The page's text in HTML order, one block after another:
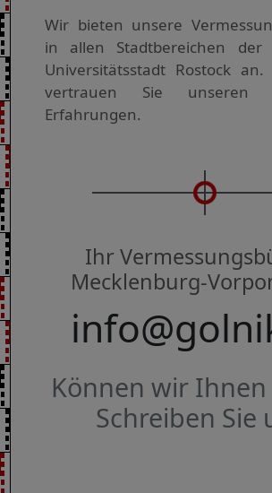
Wir bieten unsere
in allen Stadtbereichen der
Universitätsstadt Rostock
vertrauen Sie unseren
Erfahrungen.
Ihr
Mecklenburg-
Können wir Ihnen
Schreiben Sie